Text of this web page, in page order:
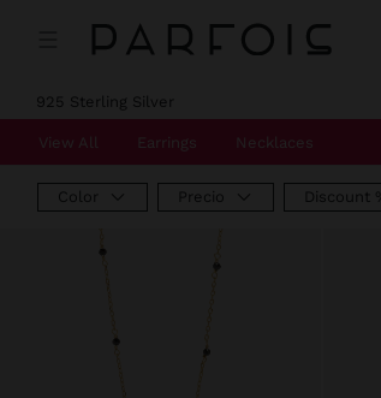
925 Sterling Silver
View All Earrings Necklaces
Color Precio Discount %